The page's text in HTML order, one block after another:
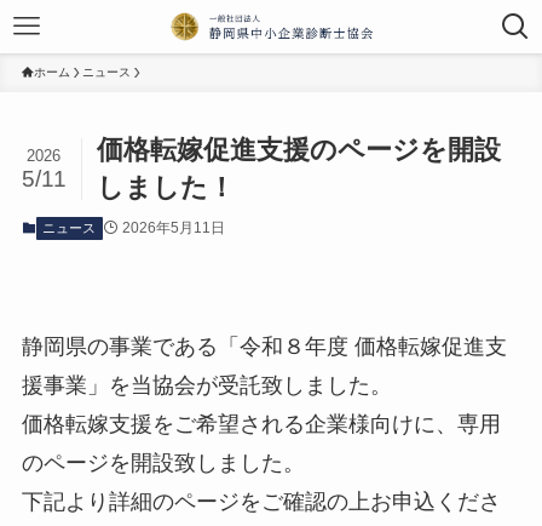
ホーム ニュース
価格転嫁促進支援のページを開設
しました！
2026
5/11
ニュース 2026年5月11日
静岡県の事業である「令和８年度 価格転嫁促進支
援事業」を当協会が受託致しました。
価格転嫁支援をご希望される企業様向けに、専用
のページを開設致しました。
下記より詳細のページをご確認の上お申込くださ